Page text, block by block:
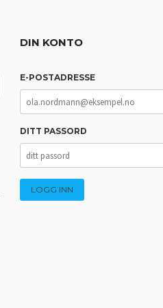
DIN KONTO
E-POSTADRESSE
DITT PASSORD